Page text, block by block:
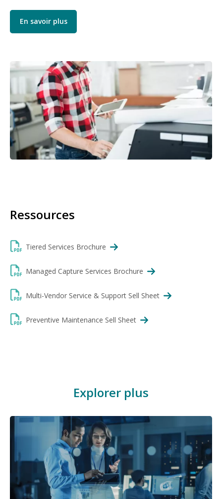
En savoir plus
Image
Ressources
Tiered Services Brochure
Managed Capture Services Brochure
Multi-Vendor Service & Support Sell Sheet
Preventive Maintenance Sell Sheet
Explorer plus